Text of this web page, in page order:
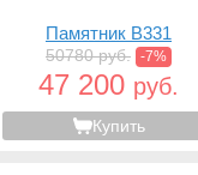
Памятник B331
50780 руб. -7%
47 200 руб.
Купить